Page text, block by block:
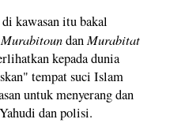
di kawasan itu bakal
MurabitoundanMurabitat
kepada dunia
tempat suci Islam
untuk menyerang dan
dan polisi.